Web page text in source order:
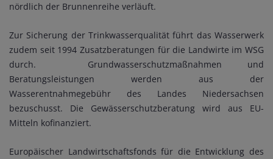
nördlich der Brunnenreihe verläuft.
Zur Sicherung der Trinkwasserqualität führt das Wasserwerk
zudem seit 1994 Zusatzberatungen für die Landwirte im WSG
durch. Grundwasserschutzmaßnahmen und
Beratungsleistungen werden aus der
Wasserentnahmegebühr des Landes Niedersachsen
bezuschusst. Die Gewässerschutzberatung wird aus EU-
Mitteln kofinanziert.
Europäischer Landwirtschaftsfonds für die Entwicklung des